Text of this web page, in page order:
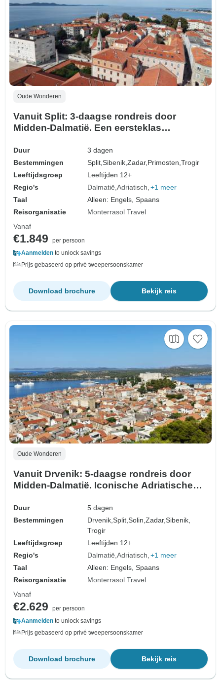
Oude Wonderen
Vanuit Split: 3-daagse rondreis door
Midden-Dalmatië. Een eersteklas
Trogir en Zadar. UNESCO plaatsen.
Prachtige kustbestemmingen. Veel oude
steden, geschiedenis en architectuur.
Geniet van de natuur, het nacht…
Duur
3 dagen
Bestemmingen
Split,Sibenik,Zadar,Primosten,Trogir
Leeftijdsgroep
Leeftijden 12+
Regio's
Dalmatië Adriatisch +1 meer
Taal
Alleen: Engels, Spaans
Reisorganisatie
Monterrasol Travel
Vanaf
€1.849
per persoon
Aanmelden to unlock savings
Prijs gebaseerd op privé tweepersoonskamer
Bekijk reis
Download brochure
Oude Wonderen
Vanuit Drvenik: 5-daagse rondreis door
Midden-Dalmatië. Iconische Adriatische
Sibenik, Zadar, Klis en Salona. UNESCO
locaties en oude steden. Volop
geschiedenis, Venetiaanse architectuur en
adembenemende uitzi…
Duur
5 dagen
Bestemmingen
Drvenik,Split,Solin,Zadar,Sibenik,
Trogir
Leeftijdsgroep
Leeftijden 12+
Regio's
Dalmatië Adriatisch +1 meer
Taal
Alleen: Engels, Spaans
Reisorganisatie
Monterrasol Travel
Vanaf
€2.629
per persoon
Aanmelden to unlock savings
Prijs gebaseerd op privé tweepersoonskamer
Bekijk reis
Download brochure